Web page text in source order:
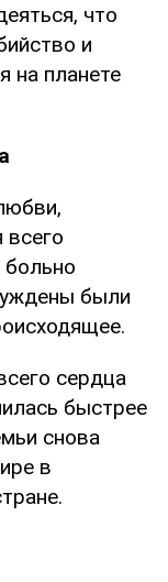
что
и
на планете
больно
были
сердца
быстрее
снова
в